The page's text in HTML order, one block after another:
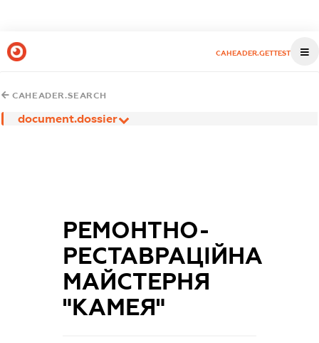
CAHEADER.GETTEST
CAHEADER.SEARCH
document.dossier
РЕМОНТНО-
РЕСТАВРАЦІЙНА
МАЙСТЕРНЯ
"КАМЕЯ"